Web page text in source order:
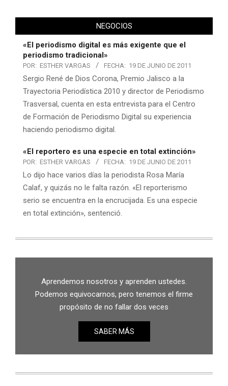
NEGOCIOS
«El periodismo digital es más exigente que el
periodismo tradicional»
POR: ESTHER VARGAS FECHA: 19 DE JUNIO DE 2011
Sergio René de Dios Corona, Premio Jalisco a la
Trayectoria Periodística 2010 y director de Periodismo
Trasversal, cuenta en esta entrevista para el Centro
de Formación de Periodismo Digital su experiencia
haciendo periodismo digital.
«El reportero es una especie en total extinción»
POR: ESTHER VARGAS FECHA: 19 DE JUNIO DE 2011
Lo dijo hace varios días la periodista Rosa María
Calaf, y quizás no le falta razón. «El reporterismo
serio se encuentra en la encrucijada. Es una especie
en total extinción», sentenció.
Aprendemos nosotros y aprenden ustedes.
Podemos equivocarnos, pero tenemos el firme
propósito de no fallar dos veces
SABER MÁS